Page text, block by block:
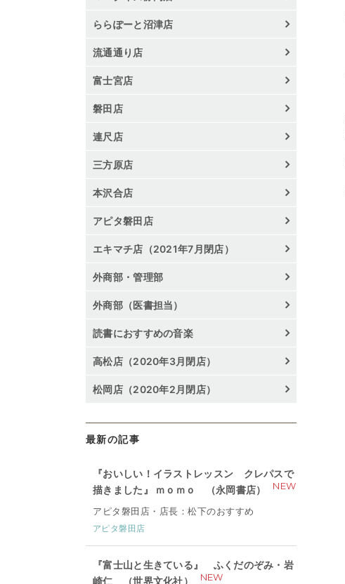
ららぽーと沼津店
流通通り店
富士宮店
磐田店
連尺店
三方原店
本沢合店
アピタ磐田店
エキマチ店（2021年7月閉店）
外商部・管理部
外商部（医書担当）
読書におすすめの音楽
高松店（2020年3月閉店）
松岡店（2020年2月閉店）
最新の記事
『おいしい！イラストレッスン クレパスで
描きました』 ｍｏｍｏ （永岡書店）
NEW
アピタ磐田店・店長：松下のおすすめ
アピタ磐田店
『富士山と生きている』 ふくだのぞみ・岩
崎仁 （世界文化社）
NEW